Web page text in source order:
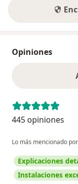
Opiniones
445 opiniones
Lo más mencionado
Explicaciones
Instalaciones